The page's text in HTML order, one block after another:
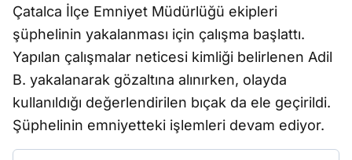
Çatalca İlçe Emniyet Müdürlüğü ekipleri
şüphelinin yakalanması için çalışma başlattı.
Yapılan çalışmalar neticesi kimliği belirlenen Adil
B. yakalanarak gözaltına alınırken, olayda
kullanıldığı değerlendirilen bıçak da ele geçirildi.
Şüphelinin emniyetteki işlemleri devam ediyor.